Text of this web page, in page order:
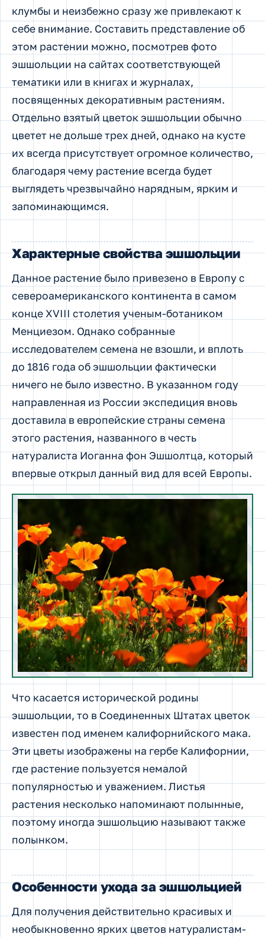
клумбы и неизбежно сразу же привлекают к
себе внимание. Составить представление об
этом растении можно, посмотрев фото
эшшольции на сайтах соответствующей
тематики или в книгах и журналах,
посвященных декоративным растениям.
Отдельно взятый цветок эшшольции обычно
цветет не дольше трех дней, однако на кусте
их всегда присутствует огромное количество,
благодаря чему растение всегда будет
выглядеть чрезвычайно нарядным, ярким и
запоминающимся.
Характерные свойства эшшольции
Данное растение было привезено в Европу с
североамериканского континента в самом
конце XVIII столетия ученым-ботаником
Менциезом. Однако собранные
исследователем семена не взошли, и вплоть
до 1816 года об эшшольции фактически
ничего не было известно. В указанном году
направленная из России экспедиция вновь
доставила в европейские страны семена
этого растения, названного в честь
натуралиста Иоганна фон Эшшолтца, который
впервые открыл данный вид для всей Европы.
Что касается исторической родины
эшшольции, то в Соединенных Штатах цветок
известен под именем калифорнийского мака.
Эти цветы изображены на гербе Калифорнии,
где растение пользуется немалой
популярностью и уважением. Листья
растения несколько напоминают полынные,
поэтому иногда эшшольцию называют также
полынком.
Особенности ухода за эшшольцией
Для получения действительно красивых и
необыкновенно ярких цветов натуралистам-